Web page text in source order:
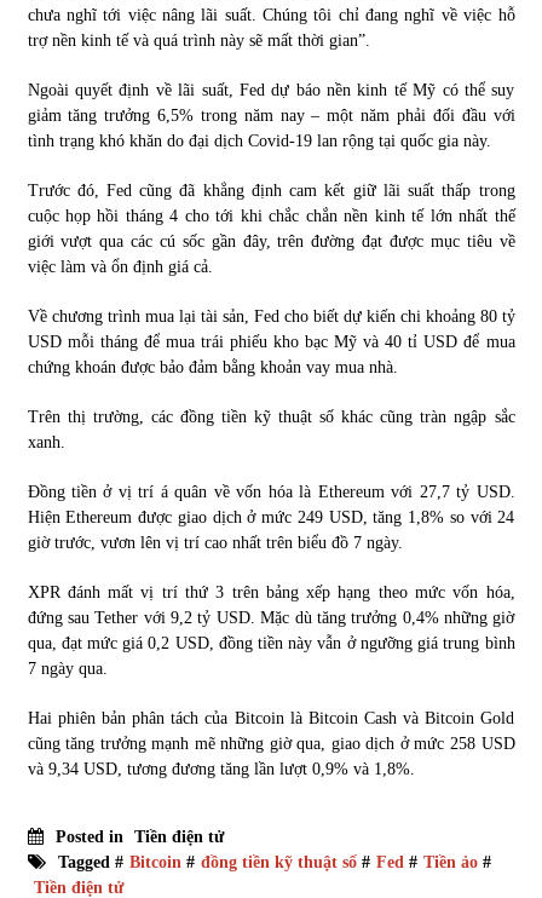
chưa nghĩ tới việc nâng lãi suất. Chúng tôi chỉ đang nghĩ về việc hỗ
trợ nền kinh tế và quá trình này sẽ mất thời gian”.
Ngoài quyết định về lãi suất, Fed dự báo nền kinh tế Mỹ có thể suy
giảm tăng trưởng 6,5% trong năm nay – một năm phải đối đầu với
tình trạng khó khăn do đại dịch Covid-19 lan rộng tại quốc gia này.
Trước đó, Fed cũng đã khẳng định cam kết giữ lãi suất thấp trong
cuộc họp hồi tháng 4 cho tới khi chắc chắn nền kinh tế lớn nhất thế
giới vượt qua các cú sốc gần đây, trên đường đạt được mục tiêu về
việc làm và ổn định giá cả.
Về chương trình mua lại tài sản, Fed cho biết dự kiến chi khoảng 80 tỷ
USD mỗi tháng để mua trái phiếu kho bạc Mỹ và 40 tỉ USD để mua
chứng khoán được bảo đảm bằng khoản vay mua nhà.
Trên thị trường, các đồng tiền kỹ thuật số khác cũng tràn ngập sắc
xanh.
Đồng tiền ở vị trí á quân về vốn hóa là Ethereum với 27,7 tỷ USD.
Hiện Ethereum được giao dịch ở mức 249 USD, tăng 1,8% so với 24
giờ trước, vươn lên vị trí cao nhất trên biểu đồ 7 ngày.
XPR đánh mất vị trí thứ 3 trên bảng xếp hạng theo mức vốn hóa,
đứng sau Tether với 9,2 tỷ USD. Mặc dù tăng trưởng 0,4% những giờ
qua, đạt mức giá 0,2 USD, đồng tiền này vẫn ở ngưỡng giá trung bình
7 ngày qua.
Hai phiên bản phân tách của Bitcoin là Bitcoin Cash và Bitcoin Gold
cũng tăng trưởng mạnh mẽ những giờ qua, giao dịch ở mức 258 USD
và 9,34 USD, tương đương tăng lần lượt 0,9% và 1,8%.
Posted in
Tiền điện tử
Tagged # Bitcoin # đồng tiền kỹ thuật số# Fed # Tiền ảo#
Tiền điện tử